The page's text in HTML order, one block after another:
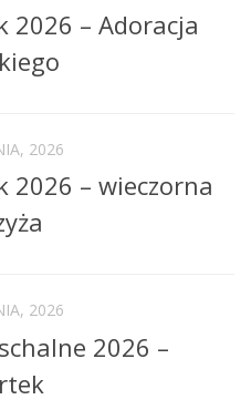
2026 – Adoracja
2026
2026 – wieczorna
2026
2026 –